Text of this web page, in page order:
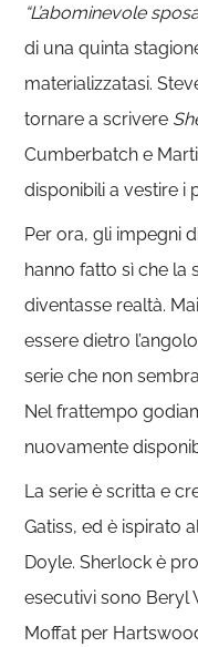
“L’abominevole
di una quinta
materializzatasi.
tornare a scrivere
Cumberbatch e
disponibili a vestire i
Per ora, gli impegni
hanno fatto sì che la
diventasse realtà.
essere dietro
serie che non
Nel frattempo
nuovamente
La serie è scritta e
Gatiss, ed è ispirato
Doyle. Sherlock è
esecutivi sono Beryl
Moffat per